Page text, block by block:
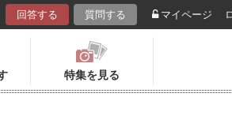
回答する 質問する マイページ
特集を見る